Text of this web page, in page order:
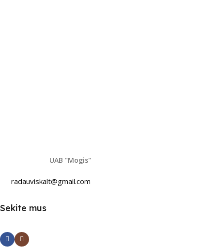
UAB "Mogis"
radauviskalt@gmail.com
Sekite mus